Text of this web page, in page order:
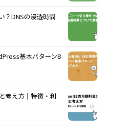
？DNSの浸透時間
基本パターン8
考え方｜特徴・利